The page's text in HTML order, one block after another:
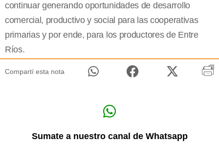
continuar generando oportunidades de desarrollo
comercial, productivo y social para las cooperativas
primarias y por ende, para los productores de Entre
Ríos.
Compartí esta nota
Sumate a nuestro canal de Whatsapp